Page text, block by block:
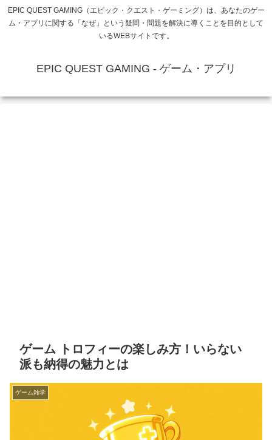
EPIC QUEST GAMING（エピック・クエスト・ゲーミング）は、あなたのゲー
ム・アプリに関する「なぜ」という疑問・問題を解決に導くことを目的として
いるWEBサイトです。
EPIC QUEST GAMING - ゲーム・アプリ
ゲーム トロフィーの楽しみ方！いらない
派も納得の魅力とは
ゲーム雑学